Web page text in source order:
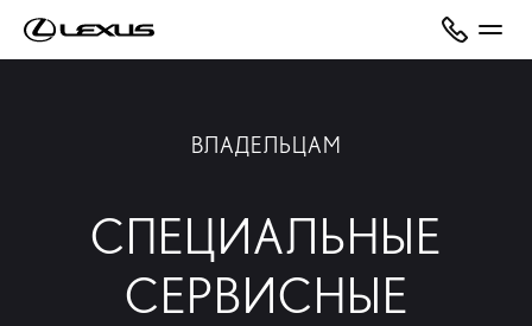
ВЛАДЕЛЬЦАМ
СПЕЦИАЛЬНЫЕ
СЕРВИСНЫЕ